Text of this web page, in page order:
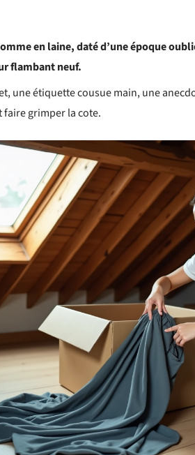
en laine, daté d’une époque
flambant neuf.
une étiquette cousue main, une
faire grimper la cote.